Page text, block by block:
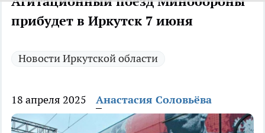
прибудет в Иркутск 7 июня
Новости Иркутской области
18 апреля 2025 Анастасия Соловьёва